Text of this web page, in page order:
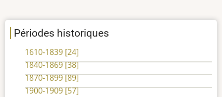
Périodes historiques
1610-1839 [24]
1840-1869[38]
1870-1899[89]
1900-1909[57]